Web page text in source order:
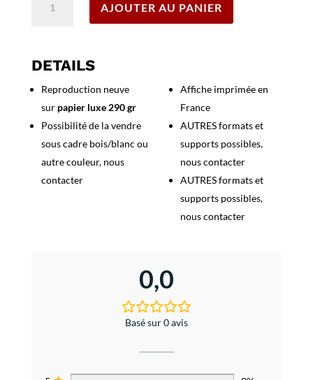
Garros
AJOUTER AU PANIER
DETAILS
Reproduction neuve
sur papier luxe 290 gr
Possibilité de la vendre
sous cadre bois/blanc ou
autre couleur, nous
contacter
Affiche imprimée en
France
AUTRES formats et
supports possibles,
nous contacter
AUTRES formats et
supports possibles,
nous contacter
0,0
Basé sur 0 avis